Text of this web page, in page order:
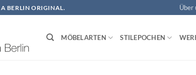
BERLIN ORIGINAL. Über
MÖBELARTEN STILEPOCHEN